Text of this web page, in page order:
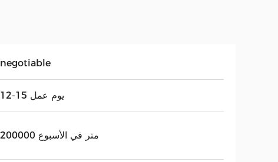
negotiable
12-15 يوم عمل
200000 متر في الأسبوع